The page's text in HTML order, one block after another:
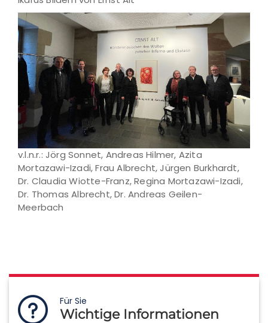
v.l.n.r.: Jörg Sonnet, Andreas Hilmer, Azita
Mortazawi-Izadi, Frau Albrecht, Jürgen Burkhardt,
Dr. Claudia Wiotte-Franz, Regina Mortazawi-Izadi,
Dr. Thomas Albrecht, Dr. Andreas Geilen-
Meerbach
Für Sie
Wichtige Informationen